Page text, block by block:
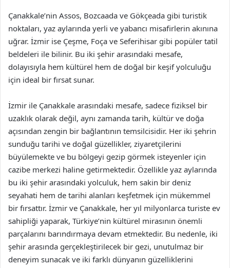
Çanakkale’nin Assos, Bozcaada ve Gökçeada gibi turistik
noktaları, yaz aylarında yerli ve yabancı misafirlerin akınına
uğrar. İzmir ise Çeşme, Foça ve Seferihisar gibi popüler tatil
beldeleri ile bilinir. Bu iki şehir arasındaki mesafe,
dolayısıyla hem kültürel hem de doğal bir keşif yolculuğu
için ideal bir fırsat sunar.
İzmir ile Çanakkale arasındaki mesafe, sadece fiziksel bir
uzaklık olarak değil, aynı zamanda tarih, kültür ve doğa
açısından zengin bir bağlantının temsilcisidir. Her iki şehrin
sunduğu tarihi ve doğal güzellikler, ziyaretçilerini
büyülemekte ve bu bölgeyi gezip görmek isteyenler için
cazibe merkezi haline getirmektedir. Özellikle yaz aylarında
bu iki şehir arasındaki yolculuk, hem sakin bir deniz
seyahati hem de tarihi alanları keşfetmek için mükemmel
bir fırsattır. İzmir ve Çanakkale, her yıl milyonlarca turiste ev
sahipliği yaparak, Türkiye’nin kültürel mirasının önemli
parçalarını barındırmaya devam etmektedir. Bu nedenle, iki
şehir arasında gerçekleştirilecek bir gezi, unutulmaz bir
deneyim sunacak ve iki farklı dünyanın güzelliklerini